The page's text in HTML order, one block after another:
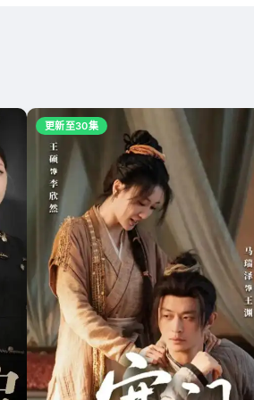
更新至30集